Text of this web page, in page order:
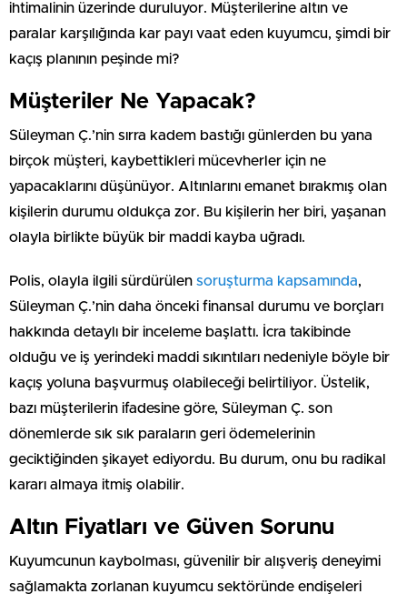
ihtimalinin üzerinde duruluyor. Müşterilerine altın ve
paralar karşılığında kar payı vaat eden kuyumcu, şimdi bir
kaçış planının peşinde mi?
Müşteriler Ne Yapacak?
Süleyman Ç.’nin sırra kadem bastığı günlerden bu yana
birçok müşteri, kaybettikleri mücevherler için ne
yapacaklarını düşünüyor. Altınlarını emanet bırakmış olan
kişilerin durumu oldukça zor. Bu kişilerin her biri, yaşanan
olayla birlikte büyük bir maddi kayba uğradı.
Polis, olayla ilgili sürdürülen soruşturma kapsamında,
Süleyman Ç.’nin daha önceki finansal durumu ve borçları
hakkında detaylı bir inceleme başlattı. İcra takibinde
olduğu ve iş yerindeki maddi sıkıntıları nedeniyle böyle bir
kaçış yoluna başvurmuş olabileceği belirtiliyor. Üstelik,
bazı müşterilerin ifadesine göre, Süleyman Ç. son
dönemlerde sık sık paraların geri ödemelerinin
geciktiğinden şikayet ediyordu. Bu durum, onu bu radikal
kararı almaya itmiş olabilir.
Altın Fiyatları ve Güven Sorunu
Kuyumcunun kaybolması, güvenilir bir alışveriş deneyimi
sağlamakta zorlanan kuyumcu sektöründe endişeleri